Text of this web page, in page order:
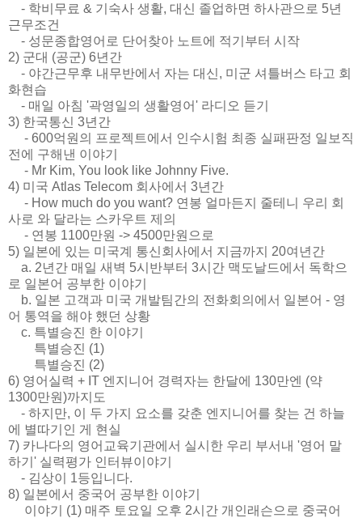
- 학비무료 & 기숙사 생활, 대신 졸업하면 하사관으로 5년
근무조건
- 성문종합영어로 단어찾아 노트에 적기부터 시작
2) 군대 (공군) 6년간
- 야간근무후 내무반에서 자는 대신, 미군 셔틀버스 타고 회
화현습
- 매일 아침 '곽영일의 생활영어' 라디오 듣기
3) 한국통신 3년간
- 600억원의 프로젝트에서 인수시험 최종 실패판정 일보직
전에 구해낸 이야기
- Mr Kim, You look like Johnny Five.
4) 미국 Atlas Telecom 회사에서 3년간
- How much do you want? 연봉 얼마든지 줄테니 우리 회
사로 와 달라는 스카우트 제의
- 연봉 1100만원 -> 4500만원으로
5) 일본에 있는 미국계 통신회사에서 지금까지 20여년간
a. 2년간 매일 새벽 5시반부터 3시간 맥도날드에서 독학으
로 일본어 공부한 이야기
b. 일본 고객과 미국 개발팀간의 전화회의에서 일본어 - 영
어 통역을 해야 했던 상황
c. 특별승진 한 이야기
특별승진 (1)
특별승진 (2)
6) 영어실력 + IT 엔지니어 경력자는 한달에 130만엔 (약
1300만원)까지도
- 하지만, 이 두 가지 요소를 갖춘 엔지니어를 찾는 건 하늘
에 별따기인 게 현실
7) 카나다의 영어교육기관에서 실시한 우리 부서내 '영어 말
하기' 실력평가 인터뷰이야기
- 김상이 1등입니다.
8) 일본에서 중국어 공부한 이야기
이야기 (1) 매주 토요일 오후 2시간 개인래슨으로 중국어